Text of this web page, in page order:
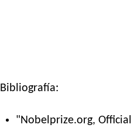
Bibliografía:
"Nobelprize.org,